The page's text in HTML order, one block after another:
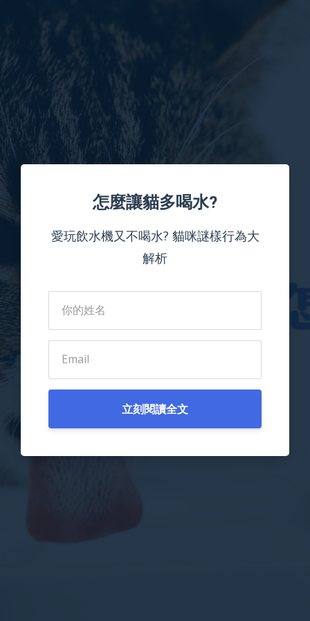
怎麼讓貓多喝水?
愛玩飲水機又不喝水? 貓咪謎樣行為大
解析
立刻閱讀全文